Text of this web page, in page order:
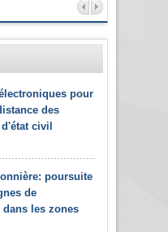
pour
des
civil
poursuite
de
les zones